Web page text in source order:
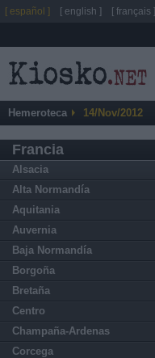
Hemeroteca 14/Nov/2012
Francia
Alsacia
Alta Normandía
Aquitania
Auvernia
Baja Normandía
Borgoña
Bretaña
Centro
Champaña-Ardenas
Corcega
[ español ] [ english ] [ français ]